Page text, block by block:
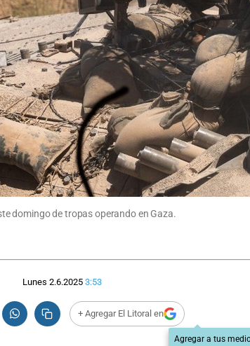
domingo de tropas operando en Gaza.
Lunes 2.6.2025 3:53
+ Agregar El Litoral en
Agregar a tus